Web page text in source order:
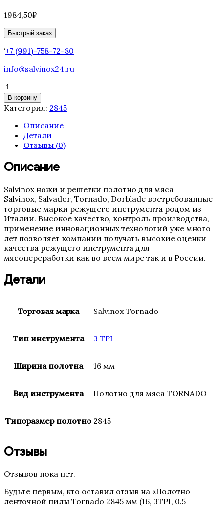
1984,50₽
Быстрый заказ
‘+7 (991)-758-72-80
info@salvinox24.ru
Количество
товара
Полотно
ленточной
пилы
Tornado
2845
(16,
3TPI,
Италия)
В корзину
Категория: 2845
Описание
Детали
Отзывы (0)
Описание
Salvinox ножи и решетки полотно для мяса
Salvinox, Salvador, Tornado, Dorblade востребованные
торговые марки режущего инструмента родом из
Италии. Высокое качество, контроль производства,
применение инновационных технологий уже много
лет позволяет компании получать высокие оценки
качества режущего инструмента для
мясопереработки как во всем мире так и в России.
Детали
Торговая марка Salvinox Tornado
Тип инструмента 3 TPI
Ширина полотна 16 мм
Вид инструмента Полотно для мяса TORNADO
Типоразмер полотно 2845
Отзывы
Отзывов пока нет.
Будьте первым, кто оставил отзыв на «Полотно
ленточной пилы Tornado 2845 мм (16, 3TPI, 0.5